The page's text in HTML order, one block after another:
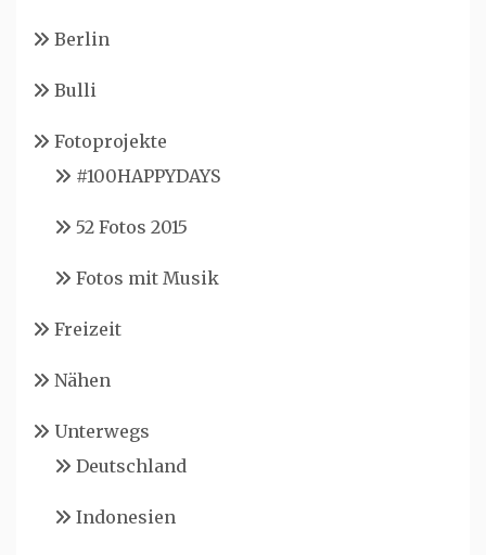
Berlin
Bulli
Fotoprojekte
#100HAPPYDAYS
52 Fotos 2015
Fotos mit Musik
Freizeit
Nähen
Unterwegs
Deutschland
Indonesien